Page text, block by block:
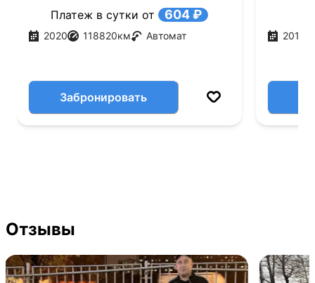
Платеж в сутки от 604 ₽
2020 118820км Автомат
Забронировать
2016
Отзывы